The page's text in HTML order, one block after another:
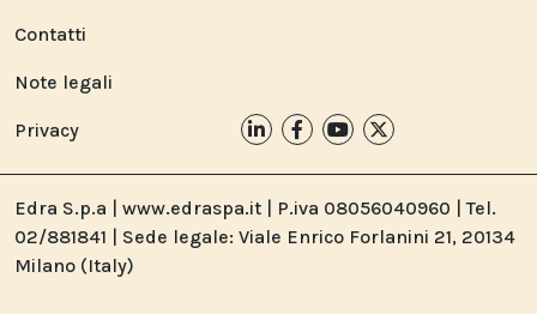
Contatti
Note legali
Privacy
Edra S.p.a | www.edraspa.it | P.iva 08056040960 | Tel.
02/881841 | Sede legale: Viale Enrico Forlanini 21, 20134
Milano (Italy)